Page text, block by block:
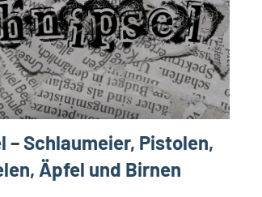
– Schlaumeier, Pistolen,
Äpfel und Birnen